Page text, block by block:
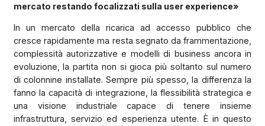
mercato restando focalizzati sulla user experience»
In un mercato della ricarica ad accesso pubblico che
cresce rapidamente ma resta segnato da frammentazione,
complessità autorizzative e modelli di business ancora in
evoluzione, la partita non si gioca più soltanto sul numero
di colonnine installate. Sempre più spesso, la differenza la
fanno la capacità di integrazione, la flessibilità strategica e
una visione industriale capace di tenere insieme
infrastruttura, servizio ed esperienza utente. È in questo